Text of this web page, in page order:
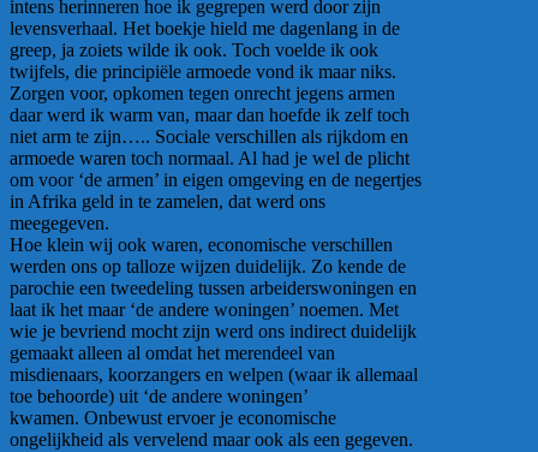
intens herinneren hoe ik gegrepen werd door zijn
levensverhaal. Het boekje hield me dagenlang in de
greep, ja zoiets wilde ik ook. Toch voelde ik ook
twijfels, die principiële armoede vond ik maar niks.
Zorgen voor, opkomen tegen onrecht jegens armen
daar werd ik warm van, maar dan hoefde ik zelf toch
niet arm te zijn….. Sociale verschillen als rijkdom en
armoede waren toch normaal. Al had je wel de plicht
om voor ‘de armen’ in eigen omgeving en de negertjes
in Afrika geld in te zamelen, dat werd ons
meegegeven.
Hoe klein wij ook waren, economische verschillen
werden ons op talloze wijzen duidelijk. Zo kende de
parochie een tweedeling tussen arbeiderswoningen en
laat ik het maar ‘de andere woningen’ noemen. Met
wie je bevriend mocht zijn werd ons indirect duidelijk
gemaakt alleen al omdat het merendeel van
misdienaars, koorzangers en welpen (waar ik allemaal
toe behoorde) uit ‘de andere woningen’
kwamen. Onbewust ervoer je economische
ongelijkheid als vervelend maar ook als een gegeven.